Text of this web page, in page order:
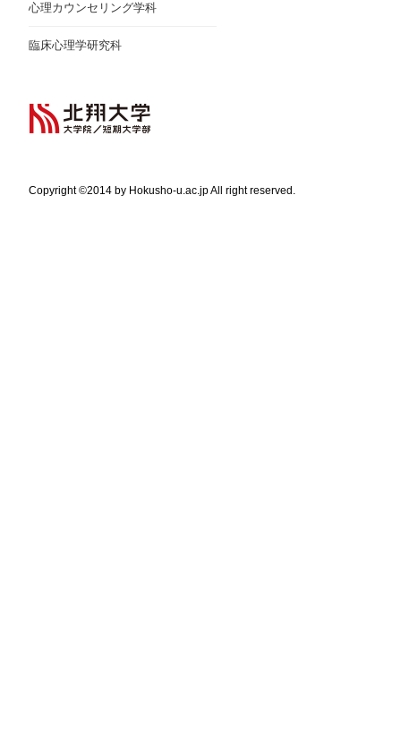
心理カウンセリング学科
臨床心理学研究科
Copyright ©2014 by Hokusho-u.ac.jp All right reserved.